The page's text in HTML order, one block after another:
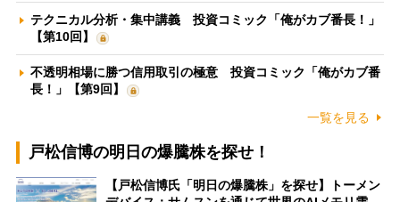
テクニカル分析・集中講義 投資コミック「俺がカブ番長！」
【第10回】
不透明相場に勝つ信用取引の極意 投資コミック「俺がカブ番
長！」【第9回】
一覧を見る
戸松信博の明日の爆騰株を探せ！
【戸松信博氏「明日の爆騰株」を探せ】トーメン